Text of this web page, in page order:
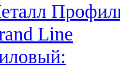
Line